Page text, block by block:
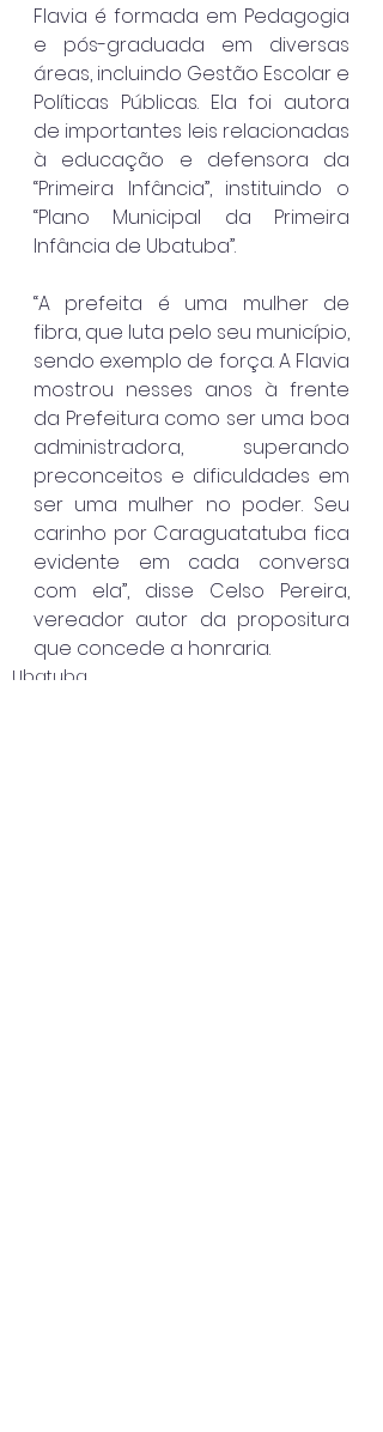
Flavia é formada em Pedagogia
e pós-graduada em diversas
áreas, incluindo Gestão Escolar e
Políticas Públicas. Ela foi autora
de importantes leis relacionadas
à educação e defensora da
“Primeira Infância”, instituindo o
“Plano Municipal da Primeira
Infância de Ubatuba”.
“A prefeita é uma mulher de
fibra, que luta pelo seu município,
sendo exemplo de força. A Flavia
mostrou nesses anos à frente
da Prefeitura como ser uma boa
administradora, superando
preconceitos e dificuldades em
ser uma mulher no poder. Seu
carinho por Caraguatatuba fica
evidente em cada conversa
com ela”, disse Celso Pereira,
vereador autor da propositura
que concede a honraria.
Ubatuba